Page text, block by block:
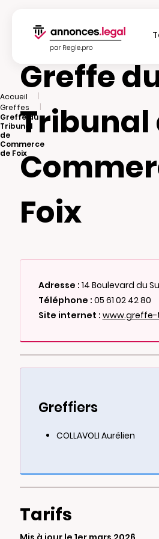
Accueil
|
Greffes
|
Greffe du
Tribunal
de
Commerce
de Foix
Greffe
Tribunal
Foix
Adresse : 14 Boulevard du
Téléphone : 05 61 02 42 80
Site internet :
Greffiers
COLLAVOLI Aurélien
Tarifs